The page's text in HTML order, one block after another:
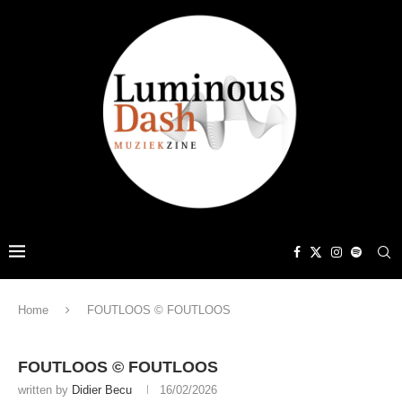
Home FOUTLOOS © FOUTLOOS
FOUTLOOS © FOUTLOOS
written by Didier Becu 16/02/2026